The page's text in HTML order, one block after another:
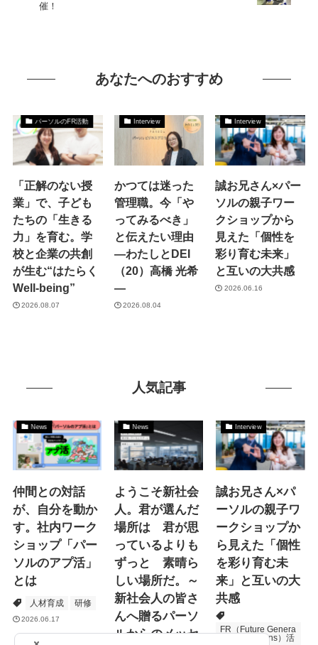
催！
あなたへのおすすめ
パーソルのFR活動
「正解のない授
業」で、子ども
たちの「生きる
力」を育む。学
校と企業の共創
が生む“はたらく
Well-being”
2026.08.07
Interview
かつては迷った
管理職。今「や
ってみるべき」
と伝えたい理由
―わたしとDEI
（20）高橋 光希
―
2026.08.04
Interview
誠お兄さん×パー
ソルの親子ワー
クショップから
見えた「個性を
彩り育む未来」
と互いの大共感
2026.06.16
人気記事
News
仲間との対話
が、自分を動か
す。社内ワーク
ショップ「パー
ソルのアプ活」
とは
人材育成 研修
2026.06.17
News
ようこそ新社会
人。君が選んだ
場所は 君が思
っているよりも
ずっと 素晴ら
しい場所だ。～
新社会人の皆さ
んへ贈るパーソ
ルからのメッセ
Interview
誠お兄さん×パ
ーソルの親子ワ
ークショップか
ら見えた「個性
を彩り育む未
来」と互いの大
共感
FR（Future Genera
tions Relations）活